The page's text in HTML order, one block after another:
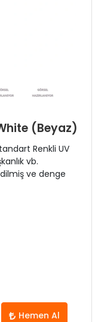
(Beyaz)
Renkli UV
vb.
ve denge
Hemen Al